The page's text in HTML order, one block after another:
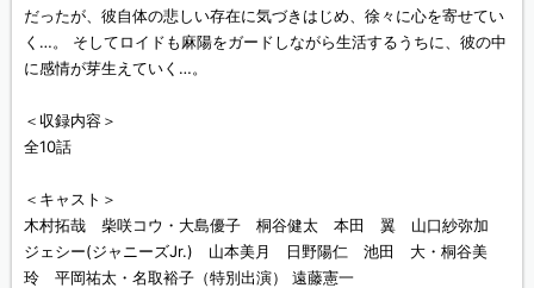
だったが、彼自体の悲しい存在に気づきはじめ、徐々に心を寄せてい
く…。 そしてロイドも麻陽をガードしながら生活するうちに、彼の中
に感情が芽生えていく…。
＜収録内容＞
全10話
＜キャスト＞
木村拓哉 柴咲コウ・大島優子 桐谷健太 本田 翼 山口紗弥加
ジェシー(ジャニーズJr.) 山本美月 日野陽仁 池田 大・桐谷美
玲 平岡祐太・名取裕子（特別出演） 遠藤憲一